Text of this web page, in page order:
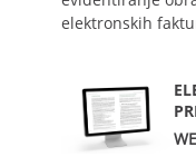
elektronskih